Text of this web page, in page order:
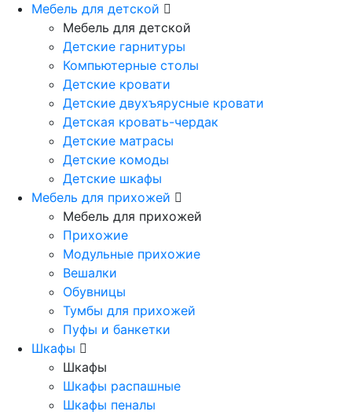
Мебель для детской
Мебель для детской
Детские гарнитуры
Компьютерные столы
Детские кровати
Детские двухъярусные кровати
Детская кровать-чердак
Детские матрасы
Детские комоды
Детские шкафы
Мебель для прихожей
Мебель для прихожей
Прихожие
Модульные прихожие
Вешалки
Обувницы
Тумбы для прихожей
Пуфы и банкетки
Шкафы
Шкафы
Шкафы распашные
Шкафы пеналы